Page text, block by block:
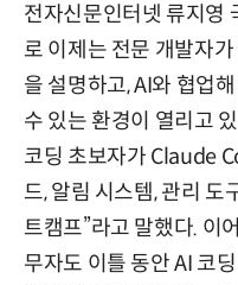
전자신문인터넷 류지영
로 이제는 전문 개발자
을 설명하고, AI와 협업
수 있는 환경이 열리고
코딩 초보자가 Claude
드, 알림 시스템, 관리 도
트캠프”라고 말했다. 이
무자도 이틀 동안 AI 코